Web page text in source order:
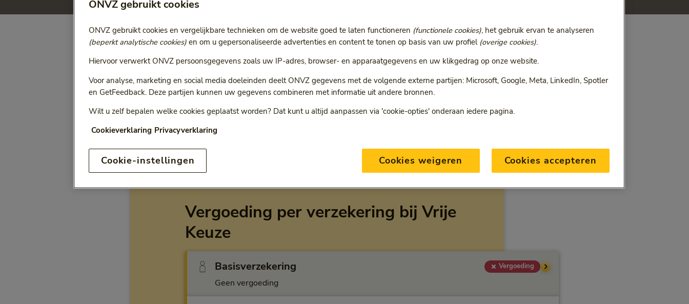
Selecteer jaar
Vergoeding voor:
ONVZ Vrije Keuze
Vergoeding per verzekering bij Vrije
Keuze
Basisverzekering Vergoeding
Geen vergoeding
ONVZ gebruikt cookies
ONVZ gebruikt cookies en vergelijkbare technieken om de website goed te laten functioneren (functionele cookies), het gebruik ervan te analyseren
(beperkt analytische cookies) en om u gepersonaliseerde advertenties en content te tonen op basis van uw profiel (overige cookies).
Hiervoor verwerkt ONVZ persoonsgegevens zoals uw IP-adres, browser- en apparaatgegevens en uw klikgedrag op onze website.
Voor analyse, marketing en social media doeleinden deelt ONVZ gegevens met de volgende externe partijen: Microsoft, Google, Meta, LinkedIn, Spotler
en GetFeedback. Deze partijen kunnen uw gegevens combineren met informatie uit andere bronnen.
Wilt u zelf bepalen welke cookies geplaatst worden? Dat kunt u altijd aanpassen via 'cookie-opties' onderaan iedere pagina.
Cookieverklaring Privacyverklaring
Cookie-instellingen Cookies weigeren Cookies accepteren